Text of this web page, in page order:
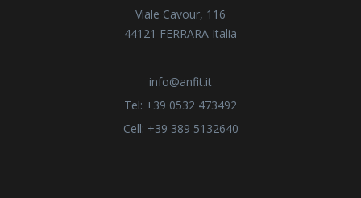
Viale Cavour, 116
44121 FERRARA Italia
info@anfit.it
Tel: +39 0532 473492
Cell: +39 389 5132640